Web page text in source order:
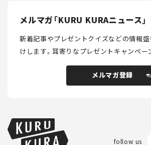
メルマガ「KURU KURAニュース」
新着記事やプレゼントクイズなどの情報
けします。耳寄りなプレゼントキャンペー
メルマガ登録
follow us